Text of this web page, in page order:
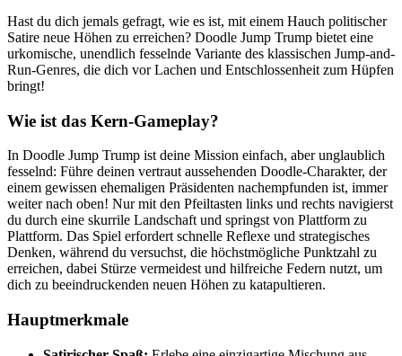
Hast du dich jemals gefragt, wie es ist, mit einem Hauch politischer
Satire neue Höhen zu erreichen? Doodle Jump Trump bietet eine
urkomische, unendlich fesselnde Variante des klassischen Jump-and-
Run-Genres, die dich vor Lachen und Entschlossenheit zum Hüpfen
bringt!
Wie ist das Kern-Gameplay?
In Doodle Jump Trump ist deine Mission einfach, aber unglaublich
fesselnd: Führe deinen vertraut aussehenden Doodle-Charakter, der
einem gewissen ehemaligen Präsidenten nachempfunden ist, immer
weiter nach oben! Nur mit den Pfeiltasten links und rechts navigierst
du durch eine skurrile Landschaft und springst von Plattform zu
Plattform. Das Spiel erfordert schnelle Reflexe und strategisches
Denken, während du versuchst, die höchstmögliche Punktzahl zu
erreichen, dabei Stürze vermeidest und hilfreiche Federn nutzt, um
dich zu beeindruckenden neuen Höhen zu katapultieren.
Hauptmerkmale